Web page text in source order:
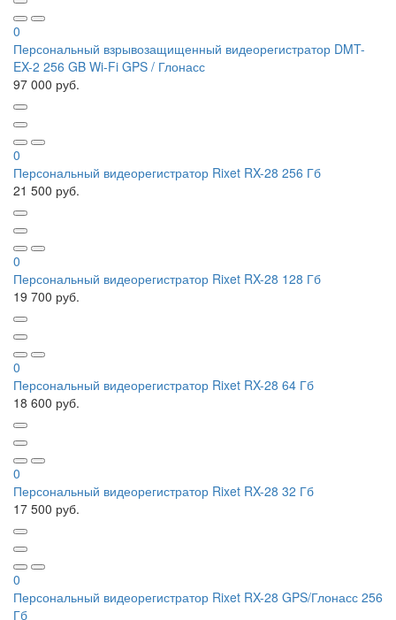
0
Персональный взрывозащищенный видеорегистратор DMT-
EX-2 256 GB Wi-Fi GPS / Глонасс
97 000 руб.
0
Персональный видеорегистратор Rixet RX-28 256 Гб
21 500 руб.
0
Персональный видеорегистратор Rixet RX-28 128 Гб
19 700 руб.
0
Персональный видеорегистратор Rixet RX-28 64 Гб
18 600 руб.
0
Персональный видеорегистратор Rixet RX-28 32 Гб
17 500 руб.
0
Персональный видеорегистратор Rixet RX-28 GPS/Глонасс 256
Гб